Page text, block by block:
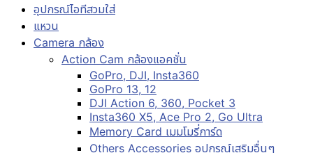
อุปกรณ์ไอทีสวมใส่
แหวน
Camera กล้อง
Action Cam กล้องแอคชั่น
GoPro, DJI, Insta360
GoPro 13, 12
DJI Action 6, 360, Pocket 3
Insta360 X5, Ace Pro 2, Go Ultra
Memory Card เมมโมรี่การ์ด
Others Accessories อุปกรณ์เสริมอื่นๆ